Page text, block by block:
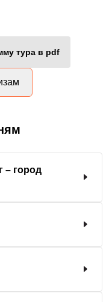
тура в pdf
– город